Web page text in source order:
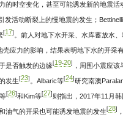
时空变化，甚至可能诱发新的地震
发活动断裂上的慢地震的发生；
[17] 。前人对地下水开采、水库蓄放水
应力的影响，结果表明地下水的开采
是否触发的边缘[19-20] ，周围小震应
发生[23] 。Albaric等[24] 研究南澳
[26] 和Kim等[27] 则指出，2017年11月
油气的开采也可能诱发地震的发生 [28]